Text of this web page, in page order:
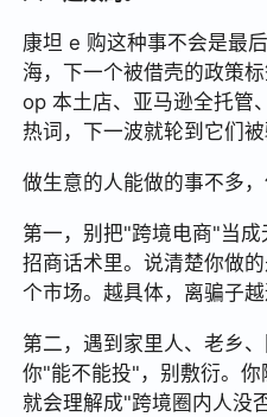
康坦 e 购这种事不会是最
海，下一个被借壳的政策
op 本土店、亚马逊全托管
热词，下一波就轮到它们
做生意的人能做的事不多，
第一，别把"跨境电商"当
招商话术里。说清楚你做
个市场。越具体，离骗子越
第二，遇到家里人、老乡
你"能不能投"，别敷衍。
就会理解成"跨境圈内人没